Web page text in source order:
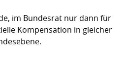
im Bundesrat nur dann für
Kompensation in gleicher